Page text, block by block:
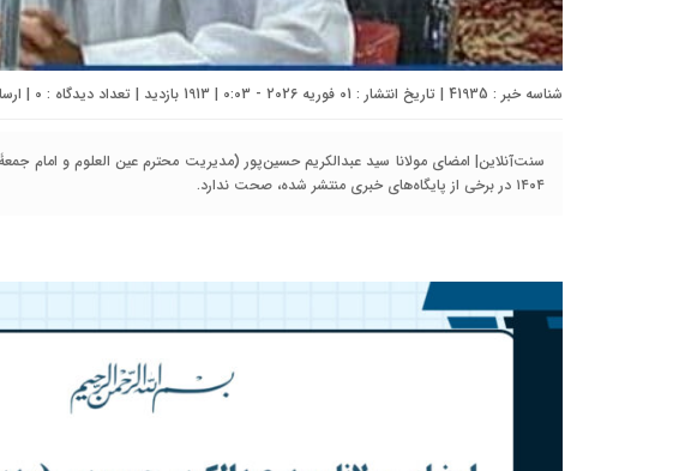
شناسه خبر : 41935 | تاریخ انتشار : 01 فوریه 2026 - 0:03 | 1913 بازدید | تعداد دیدگاه : 0
|
۱۴۰۴ در برخی از پایگاه‌های خبری منتشر شده، صحت ندارد.